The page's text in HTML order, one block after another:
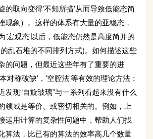
的取向变得'不知所措'从而导致低能态简
现象）。这样的体系有大量的亚稳态，
'宏观态'以后，低能态仍然是高度简并的
乱石堆的不同排列方式)。如何描述这些
的问题，但最近这些年有了重要的进
对称破缺'，'空腔法'等有效的理论方法；
发现“自旋玻璃”与一系列看起来没有什么
领域是等价、或密切相关的。例如，上
运用计算的复杂性问题中，帮助人们找
算法，比已有的算法的效率高几个数量